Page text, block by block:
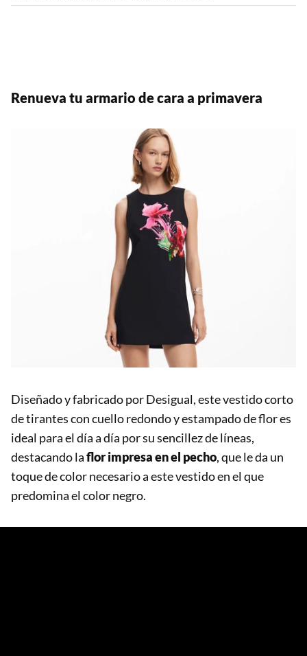
Renueva tu armario de cara a primavera
Diseñado y fabricado por Desigual, este vestido corto
de tirantes con cuello redondo y estampado de flor es
ideal para el día a día por su sencillez de líneas,
destacando laflor impresa en el pecho, que le da un
toque de color necesario a este vestido en el que
predomina el color negro.